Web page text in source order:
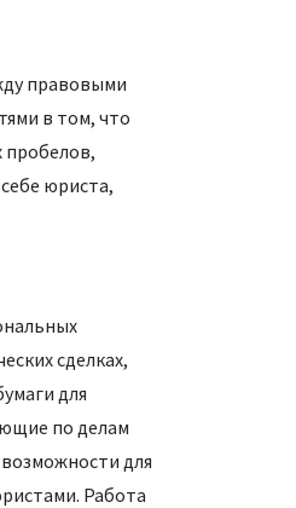
правовыми
в том, что
пробелов,
юриста,
сделках,
для
по делам
для
Работа